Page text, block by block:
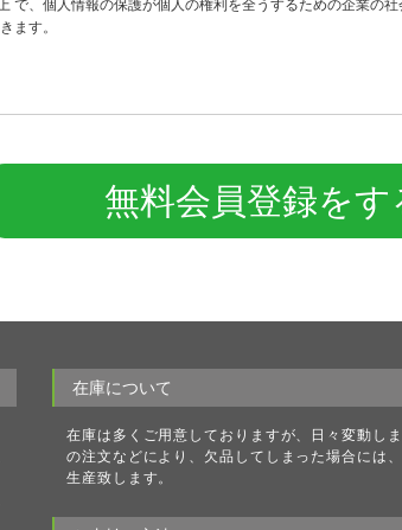
無料会員登録をす
在庫について
在庫は多くご用意しておりますが、日々変動し
の注文などにより、欠品してしまった場合には
生産致します。